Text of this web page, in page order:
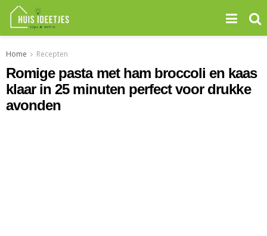
Home Recepten
Romige pasta met ham broccoli en kaas
klaar in 25 minuten perfect voor drukke
avonden